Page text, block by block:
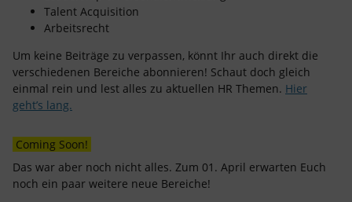
Talent Acquisition
Arbeitsrecht
Um keine Beiträge zu verpassen, könnt Ihr auch direkt die
verschiedenen Bereiche abonnieren! Schaut doch gleich
einmal rein und lest alles zu aktuellen HR Themen. Hier
geht’s lang.
Coming Soon!
Das war aber noch nicht alles. Zum 01. April erwarten Euch
noch ein paar weitere neue Bereiche!